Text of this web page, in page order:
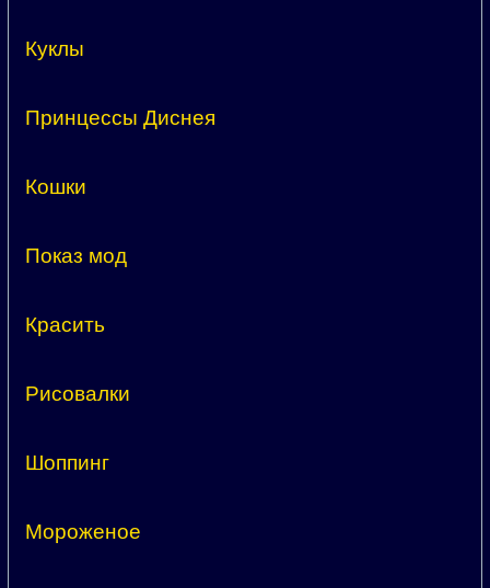
Куклы
Принцессы Диснея
Кошки
Показ мод
Красить
Рисовалки
Шоппинг
Мороженое